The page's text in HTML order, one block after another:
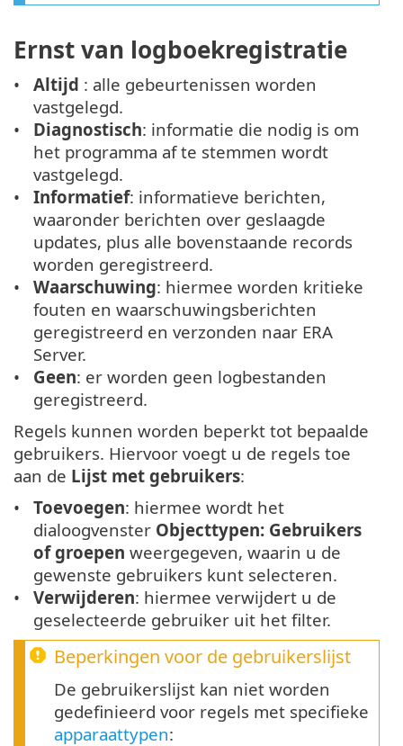
Ernst van logboekregistratie
Altijd : alle gebeurtenissen worden
vastgelegd.
Diagnostisch: informatie die nodig is om
het programma af te stemmen wordt
vastgelegd.
Informatief: informatieve berichten,
waaronder berichten over geslaagde
updates, plus alle bovenstaande records
worden geregistreerd.
Waarschuwing: hiermee worden kritieke
fouten en waarschuwingsberichten
geregistreerd en verzonden naar ERA
Server.
Geen: er worden geen logbestanden
geregistreerd.
Regels kunnen worden beperkt tot bepaalde
gebruikers. Hiervoor voegt u de regels toe
aan de Lijst met gebruikers:
Toevoegen: hiermee wordt het
dialoogvenster Objecttypen: Gebruikers
of groepen weergegeven, waarin u de
gewenste gebruikers kunt selecteren.
Verwijderen: hiermee verwijdert u de
geselecteerde gebruiker uit het filter.
Beperkingen voor de gebruikerslijst
De gebruikerslijst kan niet worden
gedefinieerd voor regels met specifieke
apparaattypen: